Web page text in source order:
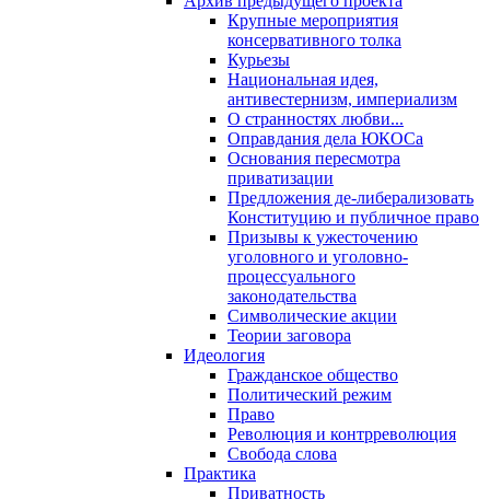
Крупные мероприятия
консервативного толка
Курьезы
Национальная идея,
антивестернизм, империализм
О странностях любви...
Оправдания дела ЮКОСа
Основания пересмотра
приватизации
Предложения де-либерализовать
Конституцию и публичное право
Призывы к ужесточению
уголовного и уголовно-
процессуального
законодательства
Символические акции
Теории заговора
Идеология
Гражданское общество
Политический режим
Право
Революция и контрреволюция
Свобода слова
Практика
Приватность